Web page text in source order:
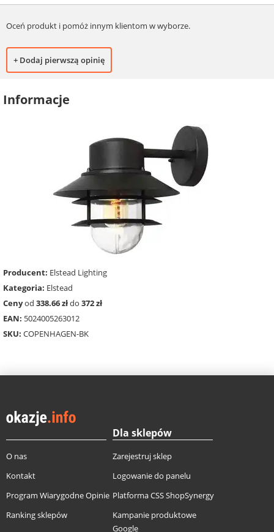
Oceń produkt i pomóż innym klientom w wyborze.
+ Dodaj pierwszą opinię
Informacje
Producent: Elstead Lighting
Kategoria: Elstead
Cenyod 338.66 złdo 372 zł
EAN: 5024005263012
SKU: COPENHAGEN-BK
O nas
Kontakt
Program Wiarygodne Opinie
Ranking sklepów
Dla sklepów
Zarejestruj sklep
Logowanie do panelu
Platforma CSS ShopSynergy
Kampanie produktowe
Google